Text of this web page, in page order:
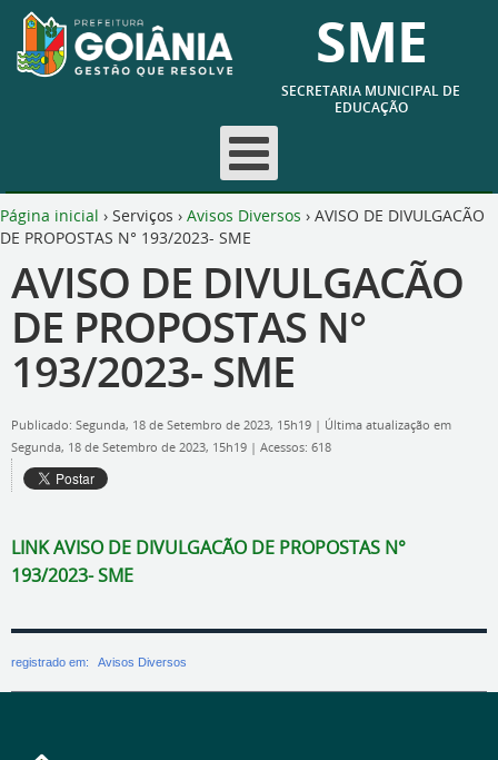
SME
SECRETARIA MUNICIPAL DE
EDUCAÇÃO
Página inicial › Serviços › Avisos Diversos › AVISO DE DIVULGACÃO
DE PROPOSTAS N° 193/2023- SME
AVISO DE DIVULGACÃO
DE PROPOSTAS N°
193/2023- SME
Publicado: Segunda, 18 de Setembro de 2023, 15h19 | Última atualização em
Segunda, 18 de Setembro de 2023, 15h19 | Acessos: 618
LINK AVISO DE DIVULGACÃO DE PROPOSTAS N°
193/2023- SME
registrado em: Avisos Diversos